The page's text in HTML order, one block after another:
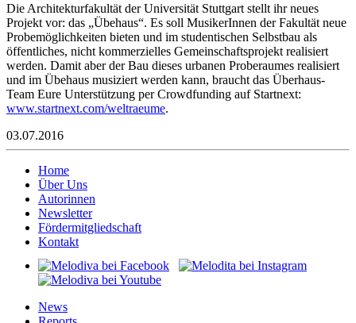
Die Architekturfakultät der Universität Stuttgart stellt ihr neues
Projekt vor: das „Übehaus“. Es soll MusikerInnen der Fakultät neue
Probemöglichkeiten bieten und im studentischen Selbstbau als
öffentliches, nicht kommerzielles Gemeinschaftsprojekt realisiert
werden. Damit aber der Bau dieses urbanen Proberaumes realisiert
und im Übehaus musiziert werden kann, braucht das Überhaus-
Team Eure Unterstützung per Crowdfunding auf Startnext:
www.startnext.com/weltraeume.
03.07.2016
Home
Über Uns
Autorinnen
Newsletter
Fördermitgliedschaft
Kontakt
News